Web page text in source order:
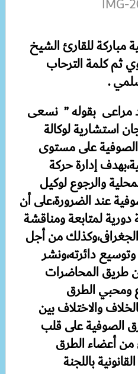
مباركة للقارئ الشيخ
ثم كلمة الترحاب
.
بقوله ” نسعى
استشارية لوكالة
على مستوى
إدارة حركة
والرجوع لوكيل
عند الضرورة،على أن
لمتابعة ومناقشة
من أجل
دائرته،ونشر
طريق المحاضرات
ومحبي الطرق
والاختلاف بين
الصوفية على قلب
أعضاء الطرق
باللجنة